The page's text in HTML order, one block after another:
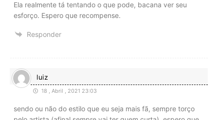
Ela realmente tá tentando o que pode, bacana ver seu
esforço. Espero que recompense.
Responder
luiz
18 , Abril , 2021 23:03
sendo ou não do estilo que eu seja mais fã, sempre torço